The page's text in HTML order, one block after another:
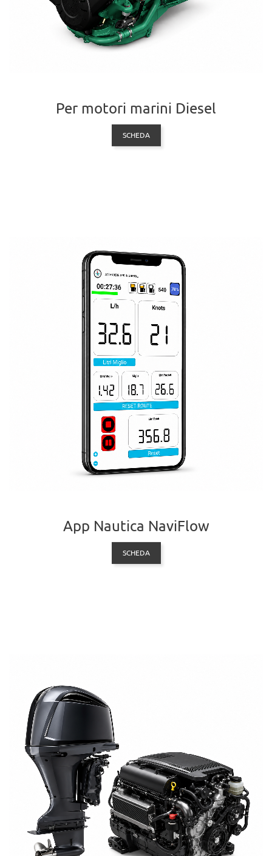
Per motori marini Diesel
SCHEDA
App Nautica NaviFlow
SCHEDA